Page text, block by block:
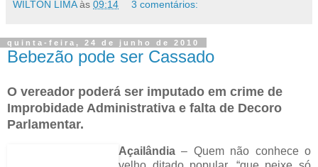
WILTON LIMA às 09:14 3 comentários:
quinta-feira, 24 de junho de 2010
Bebezão pode ser Cassado
O vereador poderá ser imputado em crime de
Improbidade Administrativa e falta de Decoro
Parlamentar.
Açailândia – Quem não conhece o